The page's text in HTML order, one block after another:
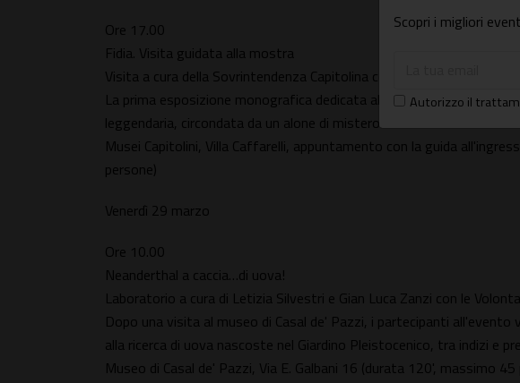
Ore 17.00
Fidia. Visita guidata alla mostra
Visita a cura della Sovrintendenza Capitolina con Zètema Progetto
La prima esposizione monografica dedicata al più grande scultore
leggendaria, circondata da un alone di mistero.
Musei Capitolini, Villa Caffarelli, appuntamento con la guida
persone)
Venerdì 29 marzo
Ore 10.00
Neanderthal a caccia…di uova!
Laboratorio a cura di Letizia Silvestri e Gian Luca Zanzi con le
Dopo una visita al museo di Casal de' Pazzi, i partecipanti
alla ricerca di uova nascoste nel Giardino Pleistocenico, tra indizi e
Museo di Casal de' Pazzi, Via E. Galbani 16 (durata 120', massimo 45
Scopri i migliori
Autorizzo il